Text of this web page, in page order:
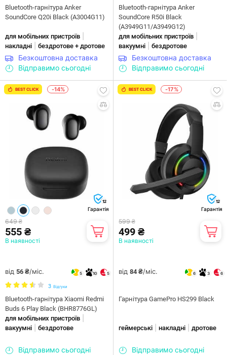
Bluetooth-гарнітура Anker
SoundCore Q20i Black (A3004G11)
для мобільних пристроїв
накладні бездротове + дротове
Безкоштовна доставка
Відправимо сьогодні
Bluetooth-гарнітура Anker
SoundCore R50i Black
(A3949G11/A3949G12)
для мобільних пристроїв
вакуумні бездротове
Безкоштовна доставка
Відправимо сьогодні
BEST CLICK -14%
12
Гарантія
649 ₴
555 ₴
В наявності
від 56 ₴/міс. 5 10 5
3 Відгуки
Bluetooth-гарнітура Xiaomi Redmi
Buds 6 Play Black (BHR8776GL)
для мобільних пристроїв
вакуумні бездротове
Відправимо сьогодні
BEST CLICK -17%
12
Гарантія
599 ₴
499 ₴
В наявності
від 84 ₴/міс. 6 3 6
Гарнітура GamePro HS299 Black
геймерські накладні дротове
Відправимо сьогодні